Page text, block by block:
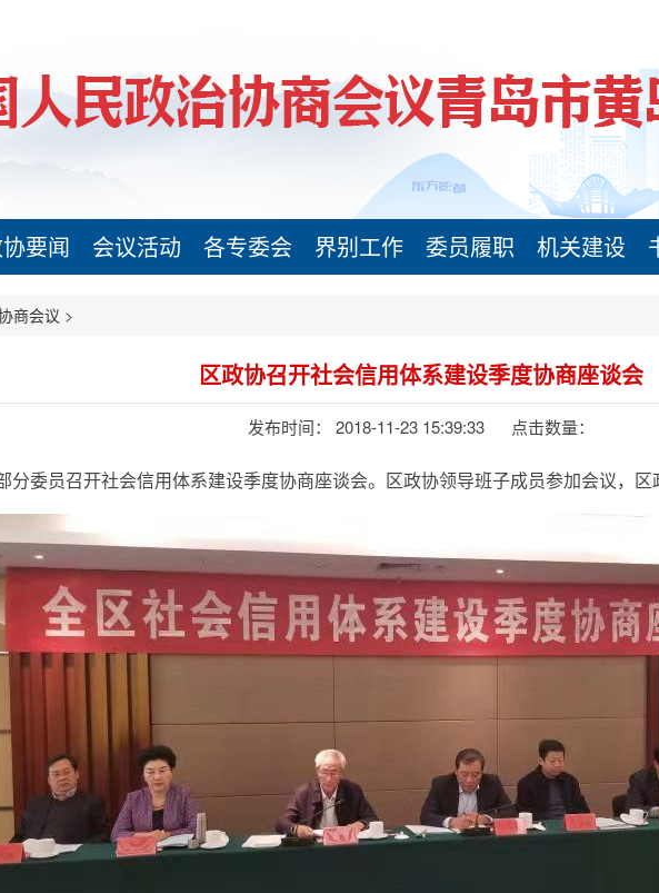
要闻 会议活动 各专委会 界别工作 委员履职 机关建设
商会议 >
区政协召开社会信用体系建设季度协商座谈会
发布时间： 2018-11-23 15:39:33 点击数量：
分委员召开社会信用体系建设季度协商座谈会。区政协领导班子成员参加会议，区